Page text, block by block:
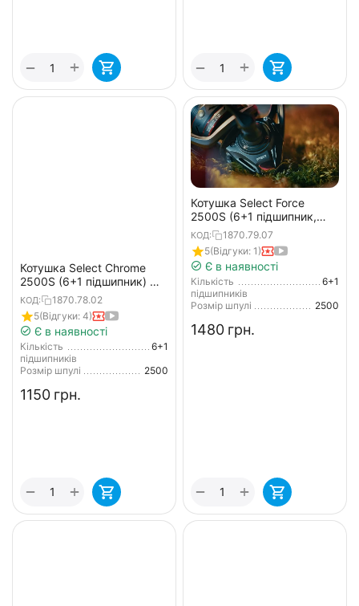
+
− +
−
Котушка Select Chrome
2500S (6+1 підшипник) —
спінінгова з
низькопрофільною
шпулею, збалансована
модель для спінінга
КОД:
1870.78.02
5(Відгуки: 4)
Є в наявності
Кількість
підшипників
6+1
Розмір шпулі
2500
‍1150‍ грн.
+
−
Котушка Select Force
2500S (6+1 підшипник,
4.8:1), низькопрофільна
шпуля
КОД:
1870.79.07
5(Відгуки: 1)
Є в наявності
Кількість
підшипників
6+1
Розмір шпулі
2500
‍1480‍ грн.
+
−